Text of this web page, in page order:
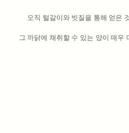
오직 털갈이와 빗질을 통해 얻은
그 까닭에 채취할 수 있는 양이 매우